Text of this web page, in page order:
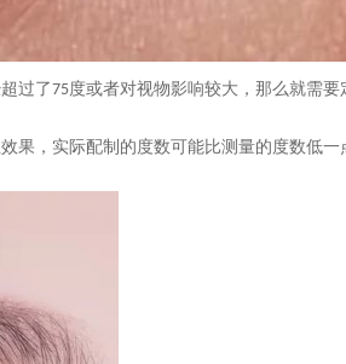
过了75度或者对视物影响较大，那么就需
果，实际配制的度数可能比测量的度数低